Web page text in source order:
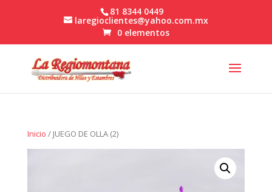
81 8344 0449
laregioclientes@yahoo.com.mx
0 elementos
Inicio / JUEGO DE OLLA (2)